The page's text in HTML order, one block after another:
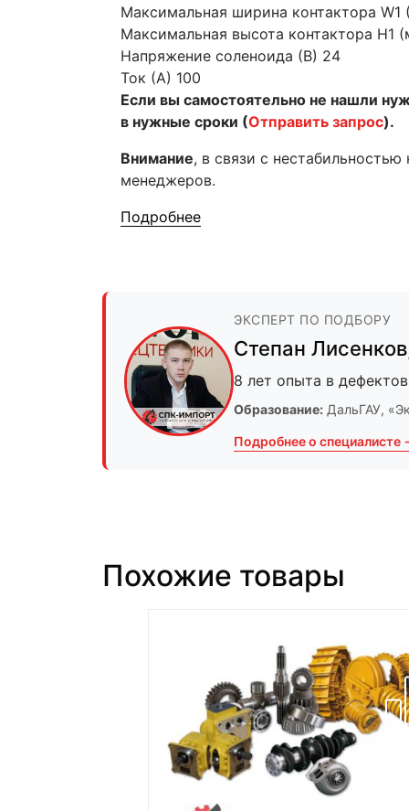
Максимальная ширина контактора
Максимальная высота контактора H1
Напряжение соленоида (В) 24
Ток (А) 100
Если вы самостоятельно не нашли
в нужные сроки (Отправить запрос).
Внимание, в связи с
менеджеров.
Подробнее
ЭКСПЕРТ ПО ПОДБОРУ
Степан Лисенков
8 лет опыта в
Образование: ДальГАУ,
Подробнее о специалисте
Похожие товары